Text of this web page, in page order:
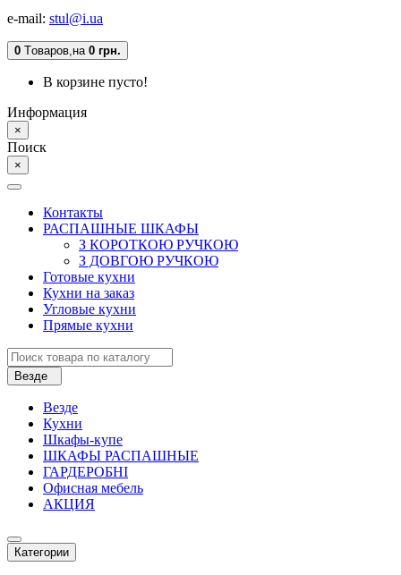
e-mail: stul@i.ua
0 Tоваров,на 0 грн.
В корзине пусто!
Информация
×
Поиск
×
Контакты
РАСПАШНЫЕ ШКАФЫ
З КОРОТКОЮ РУЧКОЮ
З ДОВГОЮ РУЧКОЮ
Готовые кухни
Кухни на заказ
Угловые кухни
Прямые кухни
Везде
Везде
Кухни
Шкафы-купе
ШКАФЫ РАСПАШНЫЕ
ГАРДЕРОБНІ
Офисная мебель
АКЦИЯ
Категории